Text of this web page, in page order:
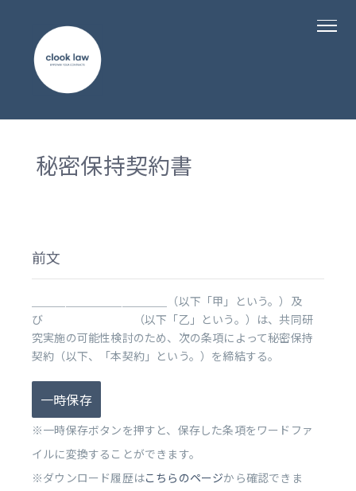
秘密保持契約書
前文
＿＿＿＿＿＿＿＿＿＿＿＿（以下「甲」という。）及
び （以下「乙」という。）は、共同研
究実施の可能性検討のため、次の条項によって秘密保持
契約（以下、「本契約」という。）を締結する。
一時保存
※一時保存ボタンを押すと、保存した条項をワードファ
イルに変換することができます。
※ダウンロード履歴はこちらのページから確認できま